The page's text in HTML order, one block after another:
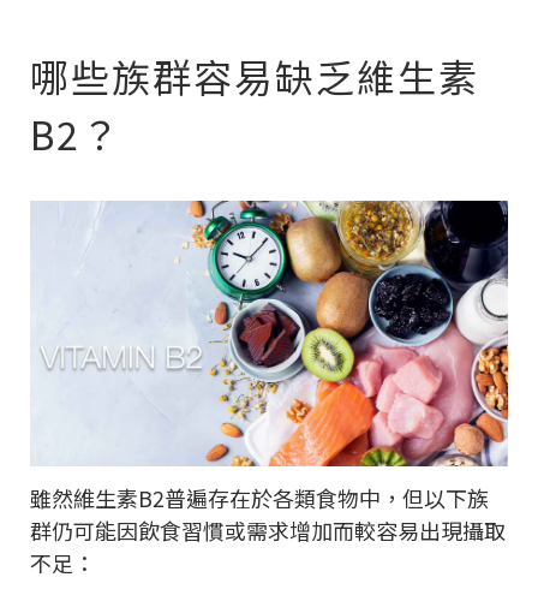
哪些族群容易缺乏維生素
B2？
雖然維生素B2普遍存在於各類食物中，但以下族
群仍可能因飲食習慣或需求增加而較容易出現攝取
不足：